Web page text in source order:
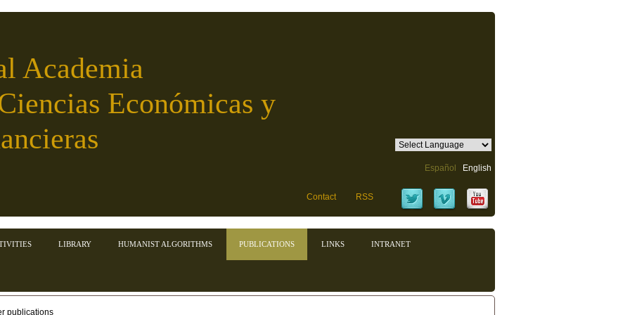
Academia
Económicas y
Español English
Contact RSS
LIBRARY HUMANIST ALGORITHMS PUBLICATIONS LINKS INTRANET
publications